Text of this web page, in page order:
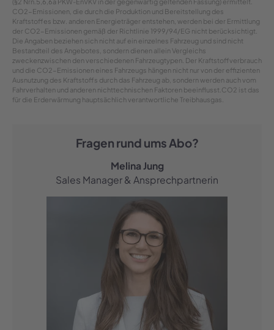
CO2-Emissionen, die durch die Produktion und Bereitstellung des
Kraftstoffes bzw. anderen Energieträger entstehen, werden bei der Ermittlung
der CO2-Emissionen gemäß der Richtlinie 1999/94/EG nicht berücksichtigt.
Die Angaben beziehen sich nicht auf ein einzelnes Fahrzeug und sind nicht
Bestandteil des Angebotes, sondern dienen allein Vergleichs
zweckenzwischen den verschiedenen Fahrzeugtypen. Der Kraftstoffverbrauch
und die CO2-Emissionen eines Fahrzeugs hängen nicht nur von der effizienten
Ausnutzung des Kraftstoffs durch das Fahrzeug ab, sondern werden auch vom
Fahrverhalten und anderen nichttechnischen Faktoren beeinflusst.CO2 ist das
für die Erderwärmung hauptsächlich verantwortliche Treibhausgas.
Fragen rund ums Abo?
Melina Jung
Sales Manager & Ansprechpartnerin